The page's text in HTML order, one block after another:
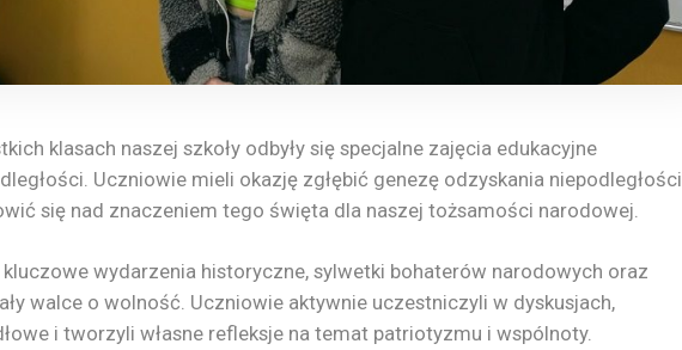
klasach naszej szkoły odbyły się specjalne zajęcia edukacyjne
Uczniowie mieli okazję zgłębić genezę odzyskania niepodległości
się nad znaczeniem tego święta dla naszej tożsamości narodowej.
wydarzenia historyczne, sylwetki bohaterów narodowych oraz
walce o wolność. Uczniowie aktywnie uczestniczyli w dyskusjach,
i tworzyli własne refleksje na temat patriotyzmu i wspólnoty.